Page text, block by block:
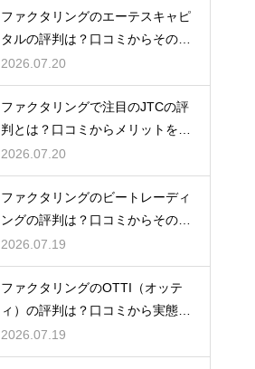
ファクタリングのエーテスキャピ
タルの評判は？口コミからその実
態を徹底解説
2026.07.20
ファクタリングで注目のJTCの評
判とは？口コミからメリットを徹
底解説
2026.07.20
ファクタリングのビートレーディ
ングの評判は？口コミからその実
態を徹底解説
2026.07.19
ファクタリングのOTTI（オッテ
ィ）の評判は？口コミから実態を
徹底解説
2026.07.19